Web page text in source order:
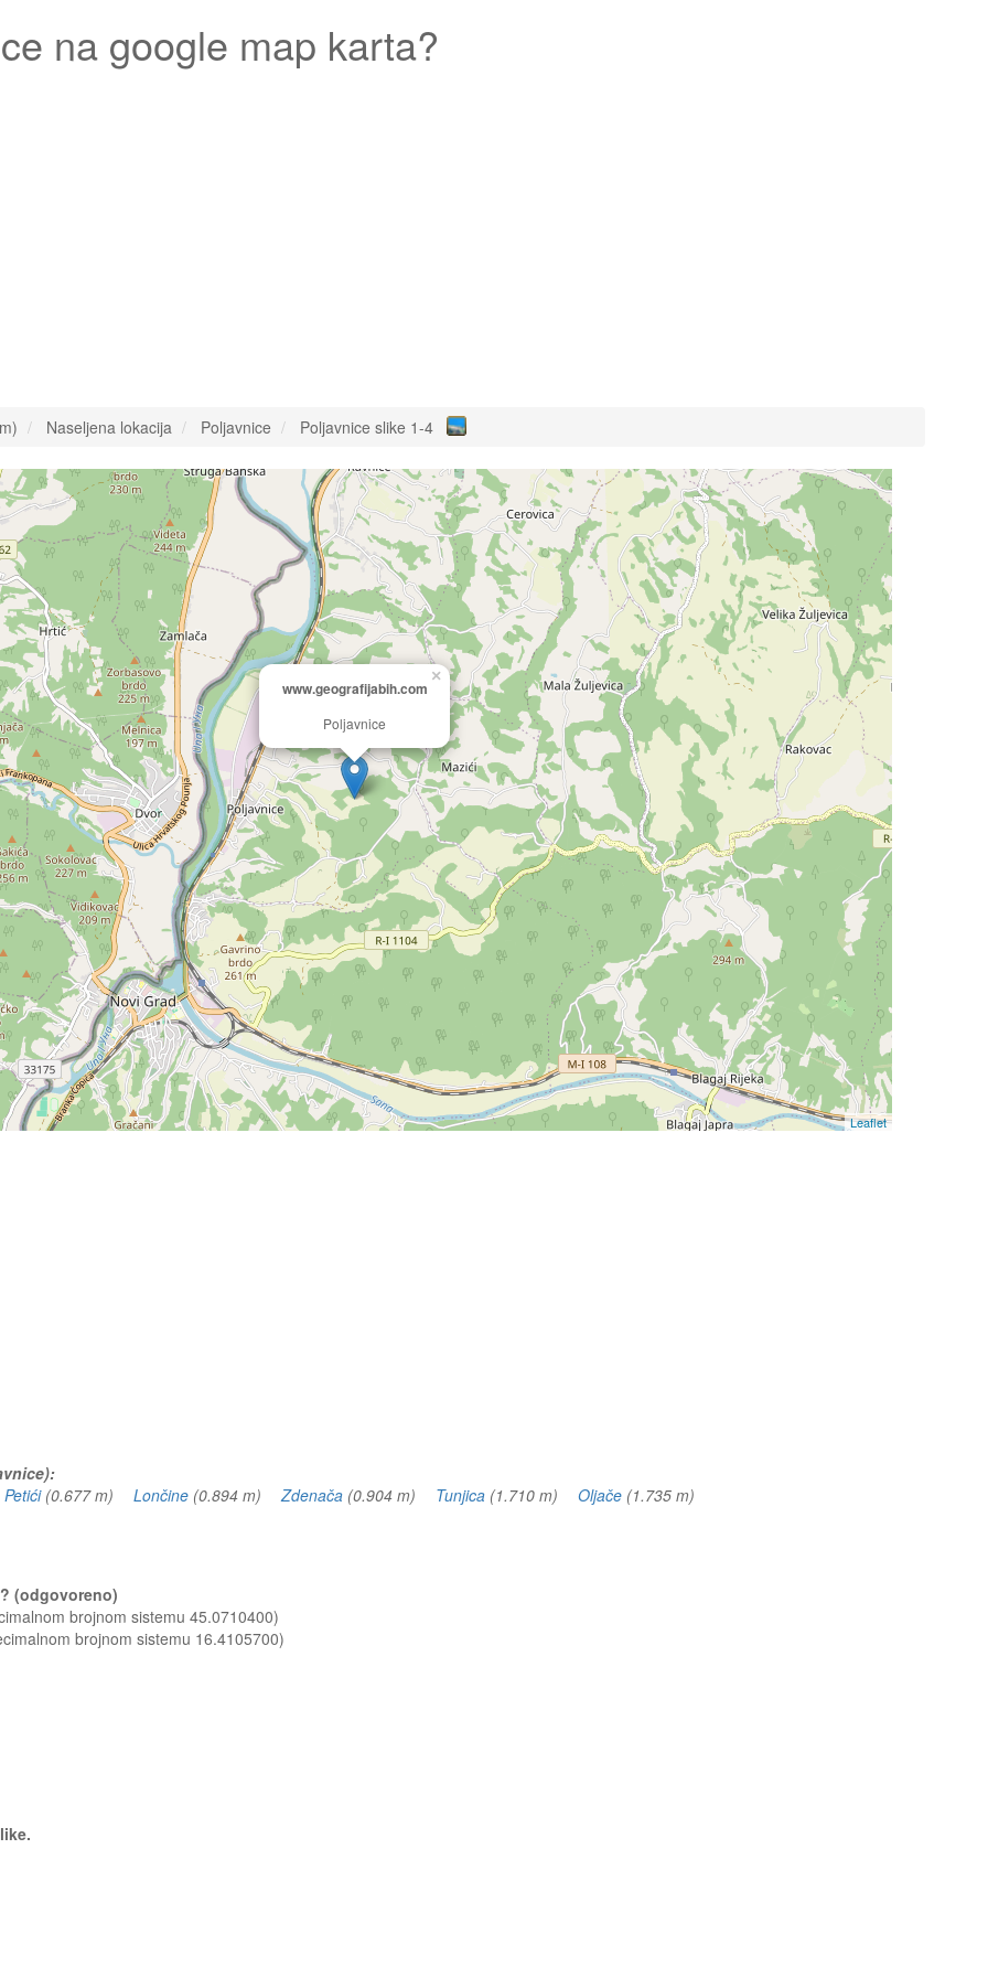
na google map karta?
Naseljena lokacija Poljavnice Poljavnice slike 1-4
www.geografijabih.com
Poljavnice
×
Leaflet
Petići(0.677 m) Lončine (0.894 m)Zdenača (0.904 m) Tunjica (1.710 m) Oljače (1.735 m)
(odgovoreno)
brojnom sistemu 45.0710400)
brojnom sistemu 16.4105700)